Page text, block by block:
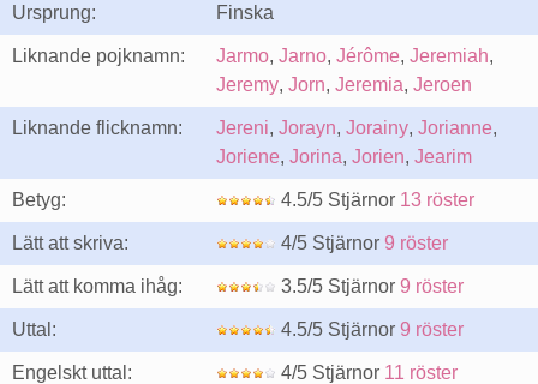
Ursprung: Finska
Liknande pojknamn: Jarmo, Jarno, Jérôme, Jeremiah,
Jeremy, Jorn, Jeremia, Jeroen
Liknande flicknamn: Jereni, Jorayn, Jorainy, Jorianne,
Joriene, Jorina, Jorien, Jearim
Betyg: 4.5/5 Stjärnor 13 röster
Lätt att skriva: 4/5 Stjärnor 9 röster
Lätt att komma ihåg: 3.5/5 Stjärnor 9 röster
Uttal: 4.5/5 Stjärnor 9 röster
Engelskt uttal: 4/5 Stjärnor 11 röster